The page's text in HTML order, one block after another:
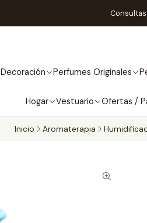
Decoración Perfumes Originales
Hogar Vestuario Ofertas /
Inicio Aromaterapia